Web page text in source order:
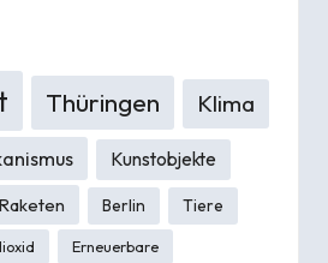
Thüringen Klima
Kunstobjekte
Raketen Berlin Tiere
Erneuerbare